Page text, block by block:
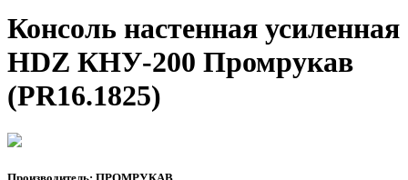
Консоль настенная усиленная
HDZ КНУ-200 Промрукав
(PR16.1825)